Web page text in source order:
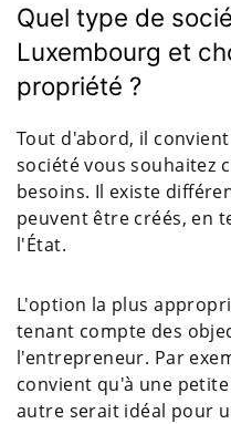
Quel type de
Luxembourg et
propriété ?
Tout d'abord, il
société vous souhaitez
besoins. Il existe
peuvent être créés, en
l'État.
L'option la plus
tenant compte des
l'entrepreneur. Par
convient qu'à une
autre serait idéal pour